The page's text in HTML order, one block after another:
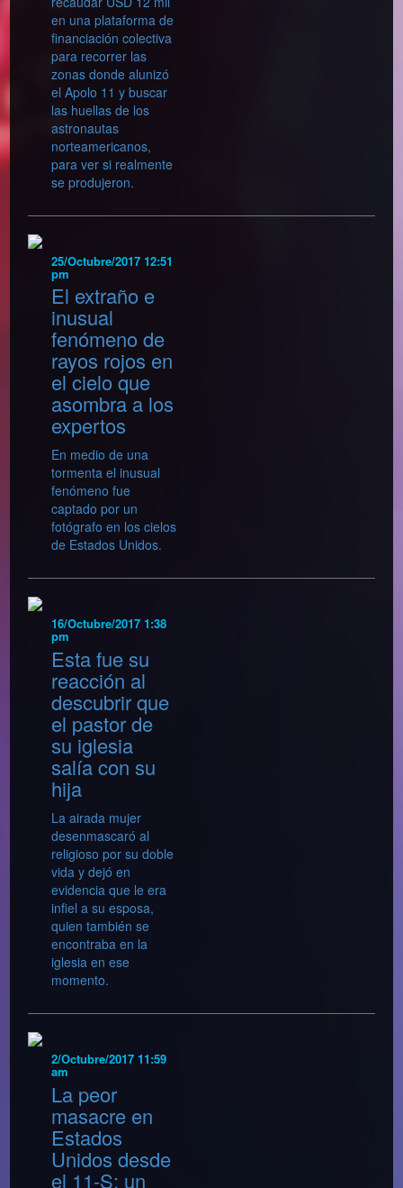
en una plataforma de
financiación colectiva
para recorrer las
zonas donde alunizó
el Apolo 11 y buscar
las huellas de los
astronautas
norteamericanos,
para ver si realmente
se produjeron.
25/Octubre/2017 12:51
pm
El extraño e
inusual
fenómeno de
rayos rojos en
el cielo que
asombra a los
expertos
En medio de una
tormenta el inusual
fenómeno fue
captado por un
fotógrafo en los cielos
de Estados Unidos.
16/Octubre/2017 1:38
pm
Esta fue su
reacción al
descubrir que
el pastor de
su iglesia
salía con su
hija
La airada mujer
desenmascaró al
religioso por su doble
vida y dejó en
evidencia que le era
infiel a su esposa,
quien también se
encontraba en la
iglesia en ese
momento.
2/Octubre/2017 11:59
am
La peor
masacre en
Estados
Unidos desde
el 11-S: un